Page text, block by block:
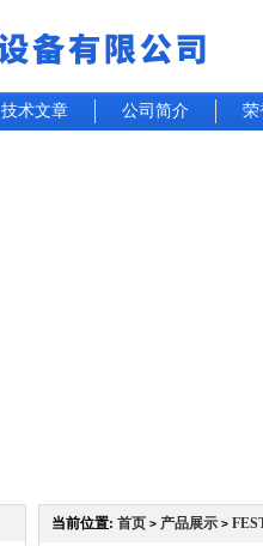
技术文章 公司简介 荣
当前位置: 首页 > 产品展示 >